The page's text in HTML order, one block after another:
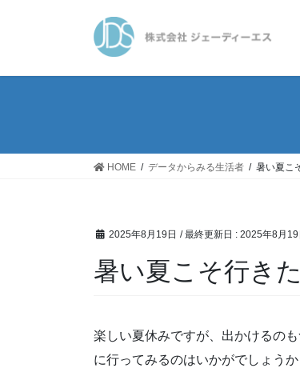
HOME データからみる生活者 暑い夏こ
2025年8月19日 / 最終更新日 : 2025年8月19
暑い夏こそ行き
楽しい夏休みですが、出かけるの
に行ってみるのはいかがでしょうか